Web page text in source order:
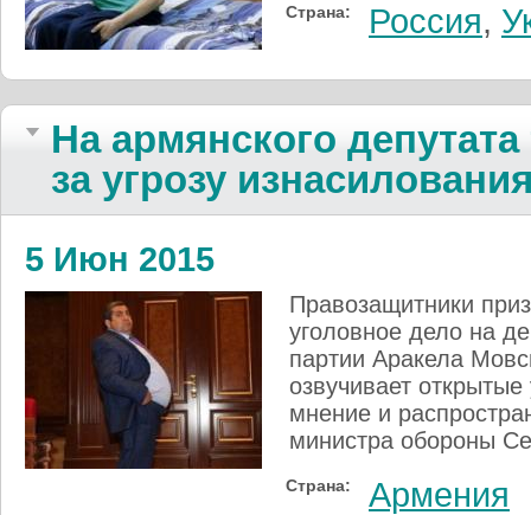
Страна: Россия,
На армянского
за угрозу
5 Июн 2015
Правозащитники
уголовное дело на
партии Аракела
озвучивает
мнение и
министра обороны
Страна: Армения